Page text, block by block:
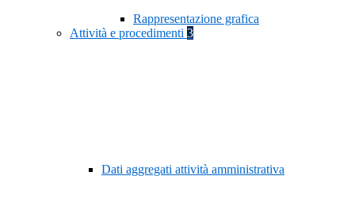
Rappresentazione grafica
Attività e procedimenti 3
Dati aggregati attività amministrativa